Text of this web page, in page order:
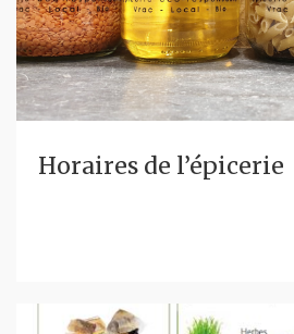
Horaires de l’épicerie